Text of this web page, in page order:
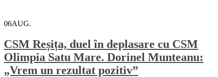
06AUG.
CSM Reșița, duel în deplasare cu CSM
Olimpia Satu Mare. Dorinel Munteanu:
„Vrem un rezultat pozitiv”